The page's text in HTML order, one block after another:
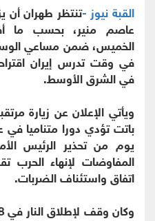
القبة نيوز -تنتظر طهران أن
عاصم منير، بحسب ما
الخميس، ضمن مساعي
في وقت تدرس إيران
في الشرق الأوسط.
ويأتي الإعلان عن زيارة
باتت تؤدي دورا متناميا في
يوم من تحذير الرئيس
المفاوضات لإنهاء
اتفاق واستئناف الضربات.